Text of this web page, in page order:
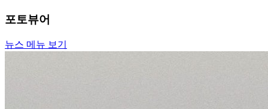
포토뷰어
뉴스 메뉴 보기